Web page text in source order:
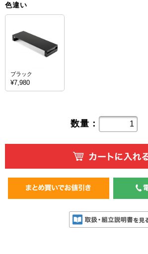
色違い
ブラック
¥7,980
数量：